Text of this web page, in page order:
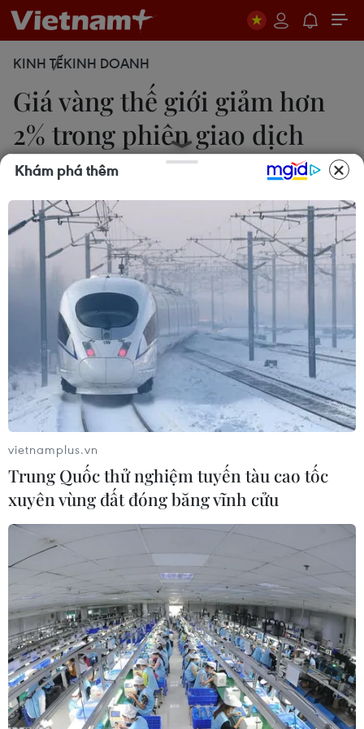
KINH TẾKINH DOANH
Giá vàng thế giới giảm hơn
2% trong phiên giao dịch
22/4
Trà My
23/04/2024 00:32
Giá vàng thế giới giảm hơn 2% xuống mức thấp
nhất trong một tuần khi lo ngại về xung đột Trung
Đông dịu bớt, khiến các nhà đầu tư chuyển hướng
từ tài sản an toàn sang các tài sản rủi ro hơn.
Vàng trang sức được bày bán tại cửa hàng ở California, Mỹ.
(Ảnh: AFP/TTXVN)
Trong phiên giao dịch 22/4, giá vàng thế giới
giảm hơn 2% xuống mức thấp nhất trong một
tuần khi lo ngại về xung đột Trung Đông dịu
Khám phá thêm
vietnamplus.vn
Trung Quốc thử nghiệm tuyến tàu cao tốc
xuyên vùng đất đóng băng vĩnh cửu